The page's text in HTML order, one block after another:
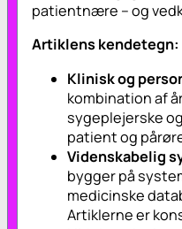
patientnære – og
Artiklens kendetegn:
Klinisk og
kombination af
sygeplejerske
patient og
Videnskabelig
bygger på
medicinske
Artiklerne er